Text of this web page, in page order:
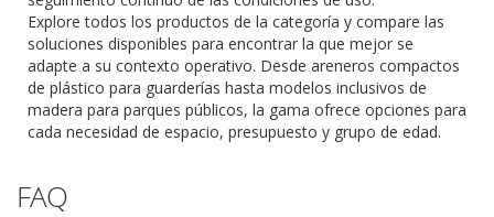
Explore todos los productos de la categoría y compare las
soluciones disponibles para encontrar la que mejor se
adapte a su contexto operativo. Desde areneros compactos
de plástico para guarderías hasta modelos inclusivos de
madera para parques públicos, la gama ofrece opciones para
cada necesidad de espacio, presupuesto y grupo de edad.
FAQ